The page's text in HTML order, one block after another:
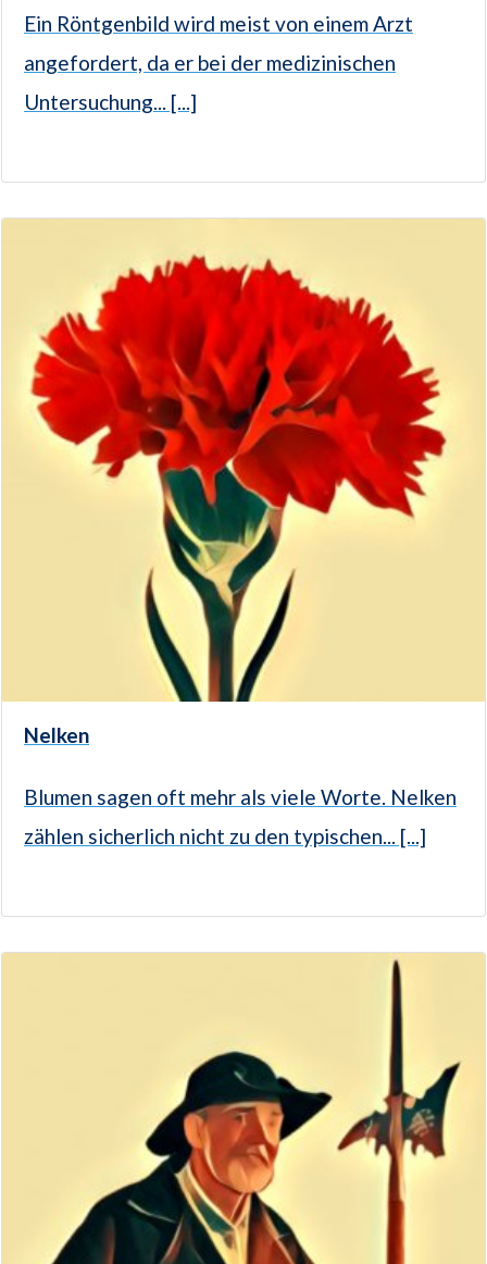
Ein Röntgenbild wird meist von einem Arzt
angefordert, da er bei der medizinischen
Untersuchung... [...]
Nelken
Blumen sagen oft mehr als viele Worte. Nelken
zählen sicherlich nicht zu den typischen... [...]